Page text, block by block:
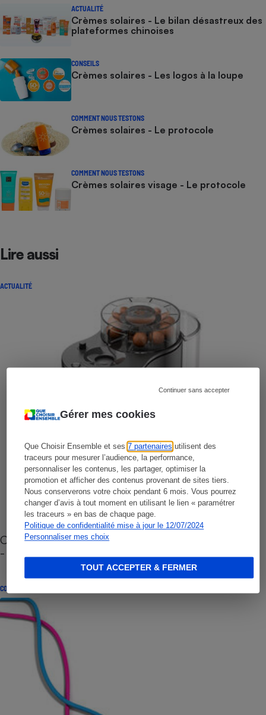
Gérer mes cookies
Que Choisir Ensemble et ses7 partenaires utilisent des
traceurs pour mesurer l’audience, la performance,
personnaliser les contenus, les partager, optimiser la
promotion et afficher des contenus provenant de sites tiers.
Nous conserverons votre choix pendant 6 mois. Vous pourrez
changer d’avis à tout moment en utilisant le lien « paramétrer
les traceurs » en bas de chaque page.
Politique de confidentialité mise à jour le 12/07/2024
Personnaliser mes choix
Continuer sans accepter
TOUT ACCEPTER & FERMER
ACTUALITÉ
Crèmes solaires - Le bilan désastreux des
plateformes chinoises
CONSEILS
Crèmes solaires - Les logos à la loupe
COMMENT NOUS TESTONS
Crèmes solaires - Le protocole
COMMENT NOUS TESTONS
Crèmes solaires visage - Le protocole
Lire aussi
ACTUALITÉ
Cafetière à capsules zéro déchet CoffeeB (vidéo)
- Premières impressions
CONSEILS